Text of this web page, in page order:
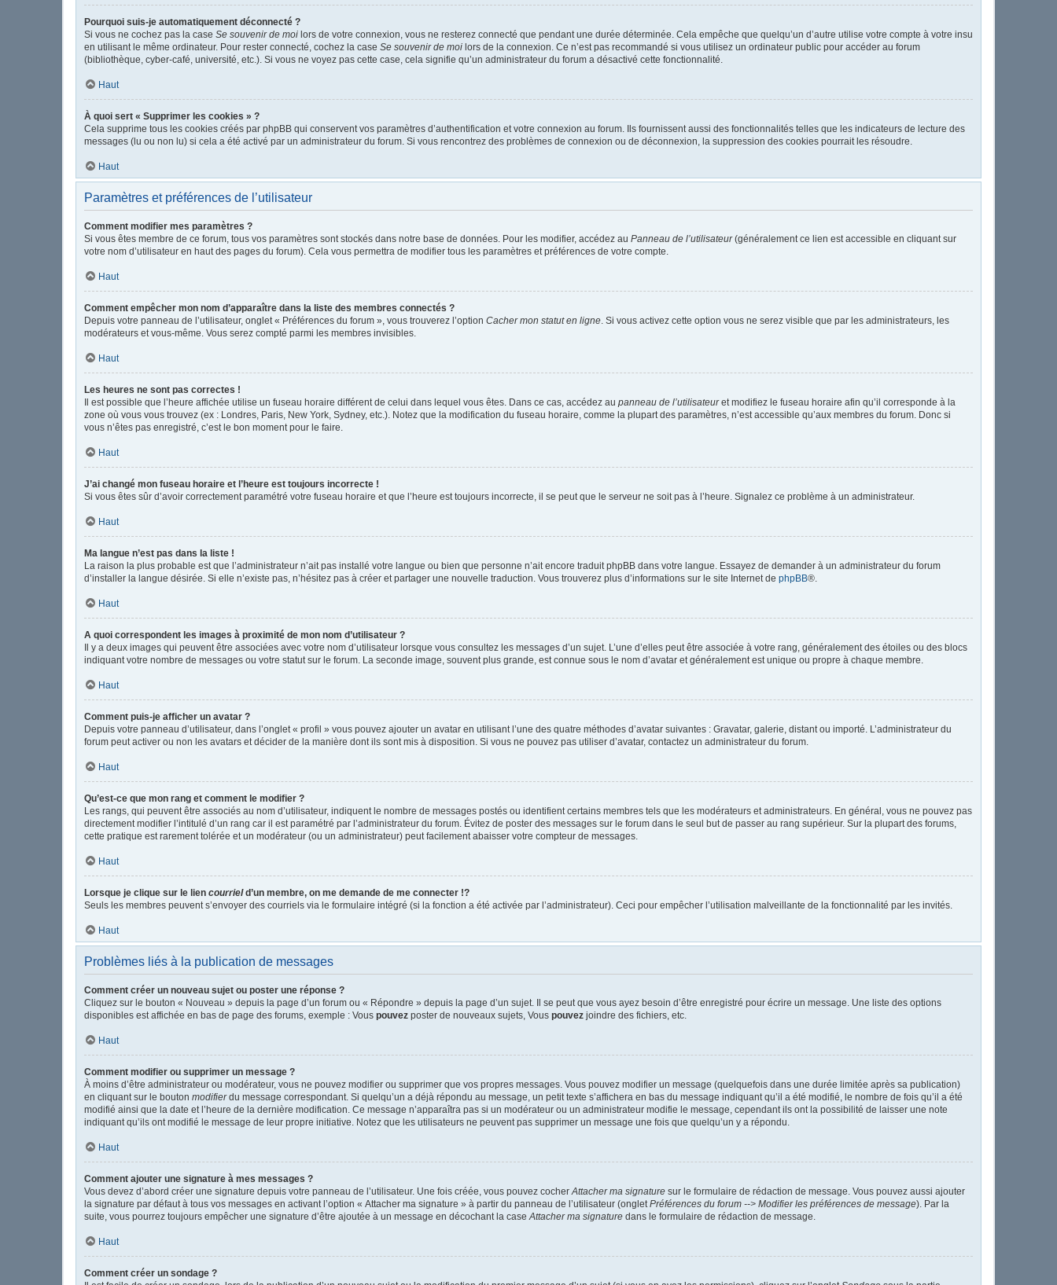
Pourquoi suis-je automatiquement déconnecté ?
Si vous ne cochez pas la case Se souvenir de moi lors de votre connexion, vous ne resterez connecté que pendant une durée déterminée. Cela empêche que quelqu’un d’autre utilise votre compte à votre insu
en utilisant le même ordinateur. Pour rester connecté, cochez la case Se souvenir de moi lors de la connexion. Ce n’est pas recommandé si vous utilisez un ordinateur public pour accéder au forum
(bibliothèque, cyber-café, université, etc.). Si vous ne voyez pas cette case, cela signifie qu’un administrateur du forum a désactivé cette fonctionnalité.
Haut
À quoi sert « Supprimer les cookies » ?
Cela supprime tous les cookies créés par phpBB qui conservent vos paramètres d’authentification et votre connexion au forum. Ils fournissent aussi des fonctionnalités telles que les indicateurs de lecture des
messages (lu ou non lu) si cela a été activé par un administrateur du forum. Si vous rencontrez des problèmes de connexion ou de déconnexion, la suppression des cookies pourrait les résoudre.
Haut
Paramètres et préférences de l’utilisateur
Comment modifier mes paramètres ?
Si vous êtes membre de ce forum, tous vos paramètres sont stockés dans notre base de données. Pour les modifier, accédez au Panneau de l’utilisateur(généralement ce lien est accessible en cliquant sur
votre nom d’utilisateur en haut des pages du forum). Cela vous permettra de modifier tous les paramètres et préférences de votre compte.
Haut
Comment empêcher mon nom d’apparaître dans la liste des membres connectés ?
Depuis votre panneau de l’utilisateur, onglet « Préférences du forum », vous trouverez l’option Cacher mon statut en ligne. Si vous activez cette option vous ne serez visible que par les administrateurs, les
modérateurs et vous-même. Vous serez compté parmi les membres invisibles.
Haut
Les heures ne sont pas correctes !
Il est possible que l’heure affichée utilise un fuseau horaire différent de celui dans lequel vous êtes. Dans ce cas, accédez au panneau de l’utilisateuret modifiez le fuseau horaire afin qu’il corresponde à la
zone où vous vous trouvez (ex : Londres, Paris, New York, Sydney, etc.). Notez que la modification du fuseau horaire, comme la plupart des paramètres, n’est accessible qu’aux membres du forum. Donc si
vous n’êtes pas enregistré, c’est le bon moment pour le faire.
Haut
J’ai changé mon fuseau horaire et l’heure est toujours incorrecte !
Si vous êtes sûr d’avoir correctement paramétré votre fuseau horaire et que l’heure est toujours incorrecte, il se peut que le serveur ne soit pas à l’heure. Signalez ce problème à un administrateur.
Haut
Ma langue n’est pas dans la liste !
La raison la plus probable est que l’administrateur n’ait pas installé votre langue ou bien que personne n’ait encore traduit phpBB dans votre langue. Essayez de demander à un administrateur du forum
d’installer la langue désirée. Si elle n’existe pas, n’hésitez pas à créer et partager une nouvelle traduction. Vous trouverez plus d’informations sur le site Internet de phpBB®.
Haut
A quoi correspondent les images à proximité de mon nom d’utilisateur ?
Il y a deux images qui peuvent être associées avec votre nom d’utilisateur lorsque vous consultez les messages d’un sujet. L’une d’elles peut être associée à votre rang, généralement des étoiles ou des blocs
indiquant votre nombre de messages ou votre statut sur le forum. La seconde image, souvent plus grande, est connue sous le nom d’avatar et généralement est unique ou propre à chaque membre.
Haut
Comment puis-je afficher un avatar ?
Depuis votre panneau d’utilisateur, dans l’onglet « profil » vous pouvez ajouter un avatar en utilisant l’une des quatre méthodes d’avatar suivantes : Gravatar, galerie, distant ou importé. L’administrateur du
forum peut activer ou non les avatars et décider de la manière dont ils sont mis à disposition. Si vous ne pouvez pas utiliser d’avatar, contactez un administrateur du forum.
Haut
Qu’est-ce que mon rang et comment le modifier ?
Les rangs, qui peuvent être associés au nom d’utilisateur, indiquent le nombre de messages postés ou identifient certains membres tels que les modérateurs et administrateurs. En général, vous ne pouvez pas
directement modifier l’intitulé d’un rang car il est paramétré par l’administrateur du forum. Évitez de poster des messages sur le forum dans le seul but de passer au rang supérieur. Sur la plupart des forums,
cette pratique est rarement tolérée et un modérateur (ou un administrateur) peut facilement abaisser votre compteur de messages.
Haut
Lorsque je clique sur le lien courrield’un membre, on me demande de me connecter !?
Seuls les membres peuvent s’envoyer des courriels via le formulaire intégré (si la fonction a été activée par l’administrateur). Ceci pour empêcher l’utilisation malveillante de la fonctionnalité par les invités.
Haut
Problèmes liés à la publication de messages
Comment créer un nouveau sujet ou poster une réponse ?
Cliquez sur le bouton « Nouveau » depuis la page d’un forum ou « Répondre » depuis la page d’un sujet. Il se peut que vous ayez besoin d’être enregistré pour écrire un message. Une liste des options
disponibles est affichée en bas de page des forums, exemple : Vous pouvez poster de nouveaux sujets, Vous pouvez joindre des fichiers, etc.
Haut
Comment modifier ou supprimer un message ?
À moins d’être administrateur ou modérateur, vous ne pouvez modifier ou supprimer que vos propres messages. Vous pouvez modifier un message (quelquefois dans une durée limitée après sa publication)
en cliquant sur le bouton modifierdu message correspondant. Si quelqu’un a déjà répondu au message, un petit texte s’affichera en bas du message indiquant qu’il a été modifié, le nombre de fois qu’il a été
modifié ainsi que la date et l’heure de la dernière modification. Ce message n’apparaîtra pas si un modérateur ou un administrateur modifie le message, cependant ils ont la possibilité de laisser une note
indiquant qu’ils ont modifié le message de leur propre initiative. Notez que les utilisateurs ne peuvent pas supprimer un message une fois que quelqu’un y a répondu.
Haut
Comment ajouter une signature à mes messages ?
Vous devez d’abord créer une signature depuis votre panneau de l’utilisateur. Une fois créée, vous pouvez cocherAttacher ma signature sur le formulaire de rédaction de message. Vous pouvez aussi ajouter
la signature par défaut à tous vos messages en activant l’option « Attacher ma signature » à partir du panneau de l’utilisateur (ongletPréférences du forum --> Modifier les préférences de message). Par la
suite, vous pourrez toujours empêcher une signature d’être ajoutée à un message en décochant la caseAttacher ma signature dans le formulaire de rédaction de message.
Haut
Comment créer un sondage ?